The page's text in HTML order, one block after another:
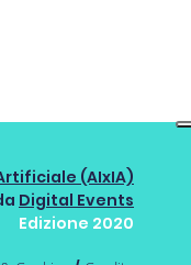
(AIxIA)
Digital Events
Edizione 2020